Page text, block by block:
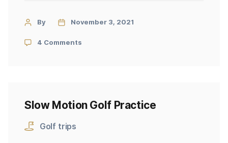
enim quam, vitae luctus lacus tincidunt ac. Ut sit
dapibus erat eu maximus eleifend. […]
By November 3, 2021
4 Comments
Slow Motion Golf Practice
Golf trips